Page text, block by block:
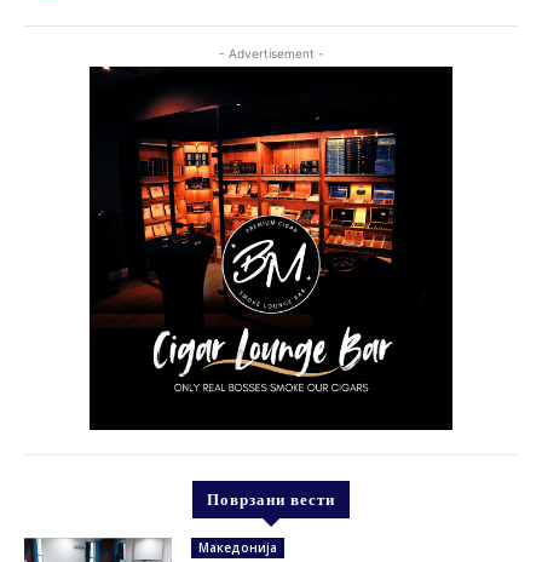
- Advertisement -
Поврзани вести
Македонија